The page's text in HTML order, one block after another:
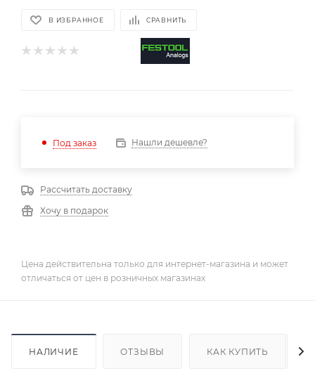
В ИЗБРАННОЕ СРАВНИТЬ
Под заказ Нашли дешевле?
Рассчитать доставку
Хочу в подарок
Цена действительна только для интернет-магазина и может
отличаться от цен в розничных магазинах
НАЛИЧИЕ ОТЗЫВЫ КАК КУПИТЬ